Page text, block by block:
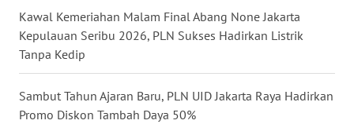
Kawal Kemeriahan Malam Final Abang None Jakarta
Kepulauan Seribu 2026, PLN Sukses Hadirkan Listrik
Tanpa Kedip
Sambut Tahun Ajaran Baru, PLN UID Jakarta Raya Hadirkan
Promo Diskon Tambah Daya 50%
KALSEL
WN
WN